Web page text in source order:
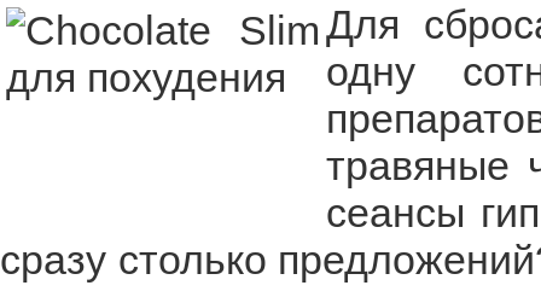
Для
одну
травяные
сеансы
сразу столько